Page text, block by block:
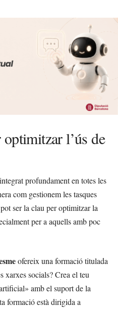
l’ús de
profundament en totes les
com gestionem les tasques
ser la clau per optimitzar la
per a aquells amb poc
ofereix una formació titulada
xarxes socials? Crea el teu
amb el suport de la
formació està dirigida a